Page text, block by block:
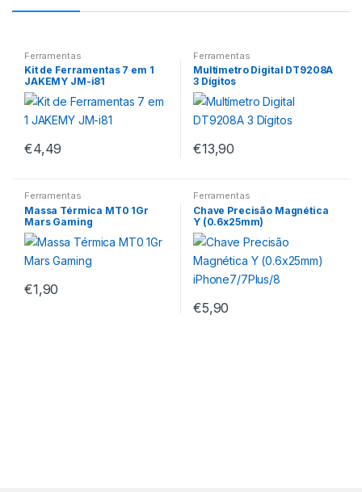
Ferramentas
Kit de Ferramentas 7 em 1
JAKEMY JM-i81
€4,49
Ferramentas
Multímetro Digital DT9208A
3 Dígitos
€13,90
Ferramentas
Massa Térmica MT0 1Gr
Mars Gaming
€1,90
Ferramentas
Chave Precisão Magnética
Y (0.6x25mm)
iPhone7/7Plus/8
€5,90